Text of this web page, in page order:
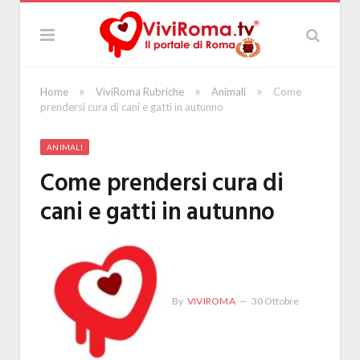
Home » ViviRoma Rubriche » Animali »
Come
prendersi cura di cani e gatti in autunno
ANIMALI
Come prendersi cura di
cani e gatti in autunno
By VIVIROMA 30 Ottobre